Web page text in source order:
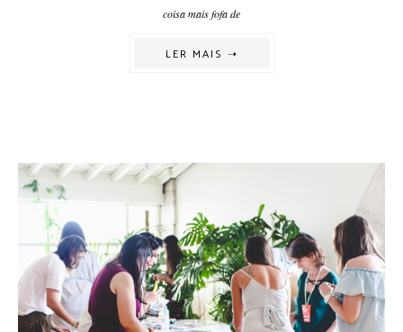
coisa mais fofa de
LER MAIS ➝